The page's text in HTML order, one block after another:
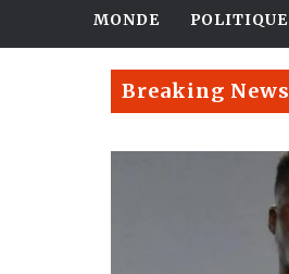
MONDE POLITIQUE
Breaking News